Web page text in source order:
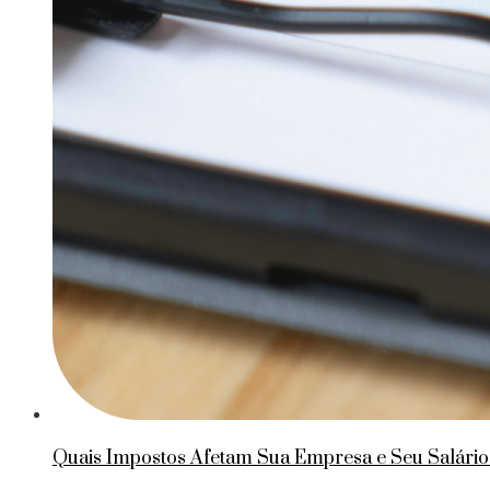
Quais Impostos Afetam Sua Empresa e Seu